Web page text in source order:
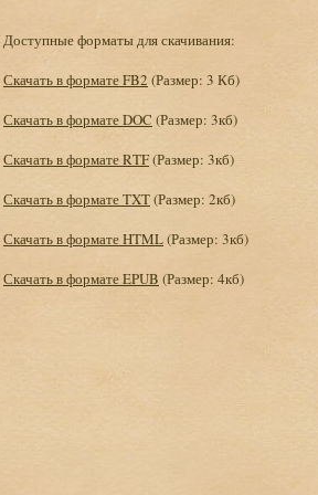
Доступные форматы для скачивания:
Скачать в формате FB2 (Размер: 3 Кб)
Скачать в формате DOC (Размер: 3кб)
Скачать в формате RTF(Размер: 3кб)
Скачать в формате TXT(Размер: 2кб)
Скачать в формате HTML(Размер: 3кб)
Скачать в формате EPUB (Размер: 4кб)